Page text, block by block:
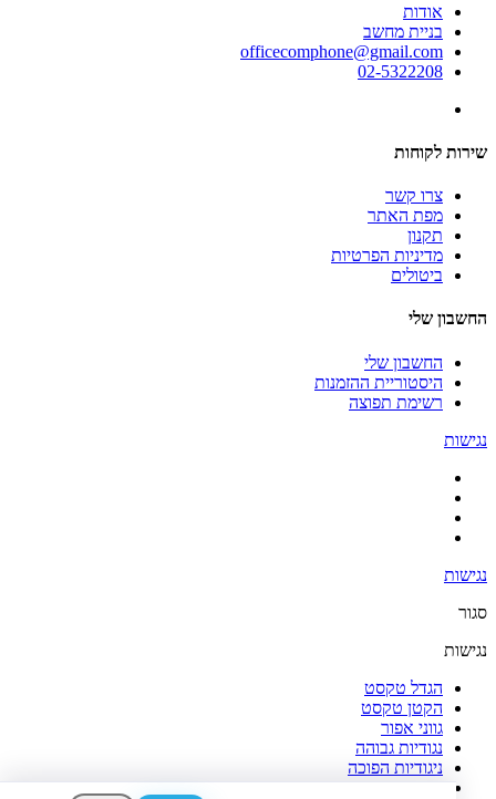
אודות
בניית מחשב
officecomphone@gmail.com
02-5322208
שירות לקוחות
צרו קשר
מפת האתר
תקנון
מדיניות הפרטיות
ביטולים
החשבון שלי
החשבון שלי
היסטוריית ההזמנות
רשימת תפוצה
נגישות
נגישות
סגור
נגישות
הגדל טקסט
הקטן טקסט
גווני אפור
נגודיות גבוהה
ניגודיות הפוכה
רקע בהיר